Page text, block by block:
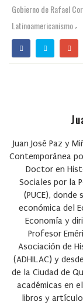
Gobierno de Rafael
Latinoamericanismo ,
Juan José Paz y
Contemporánea
Doctor en
Sociales por la
(PUCE),
económica del
Economía y
Profesor
Asociación de
(ADHILAC) y
de la Ciudad de
académicas en
libros y